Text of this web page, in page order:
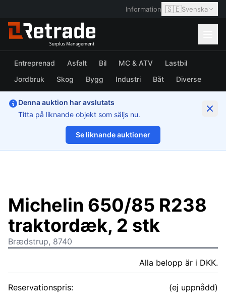
Information 🇸🇪Svenska
Entreprenad Asfalt Bil MC & ATV
Lastbil
Jordbruk
Skog Bygg Industri Båt Diverse
Denna auktion har avslutats
Titta på liknande objekt som säljs nu.
Se liknande auktioner
1/18
Michelin 650/85 R238
traktordæk, 2 stk
Brædstrup, 8740
Alla belopp är i DKK.
Reservationspris:
(ej uppnådd)